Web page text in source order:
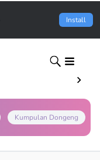
Install
Kumpulan Dongeng